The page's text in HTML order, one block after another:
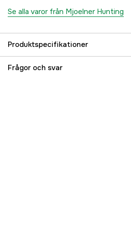
Se alla varor från Mjoelner Hunting
Produktspecifikationer
Referensnummer
Frågor och svar